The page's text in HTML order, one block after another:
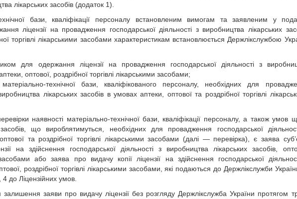
лікарських засобів (додаток 1).
бази, кваліфікації персоналу встановленим вимогам та заявленим у
ліцензії на провадження господарської діяльності з виробництва лікарських
торгівлі лікарськими засобами характеристикам встановлюється Держлікслужбою
для одержання ліцензії на провадження господарської діяльності з
оптової, роздрібної торгівлі лікарськими засобами;
технічної бази, кваліфікованого персоналу, необхідних для
лікарських засобів в умовах аптеки, оптової та роздрібної торгівлі
наявності матеріально-технічної бази, кваліфікації персоналу, а також умов
що вироблятимуться, необхідних для провадження господарської
та роздрібної торгівлі лікарськими засобами (далі — перевірка), є заява
на здійснення господарської діяльності з виробництва лікарських засобів,
засобами або заява про видачу копії ліцензії на здійснення господарської
роздрібної торгівлі лікарськими засобами, які подаються до Держлікслужби
до Ліцензійних умов.
залишення заяви про видачу ліцензії без розгляду Держлікслужба України протягом